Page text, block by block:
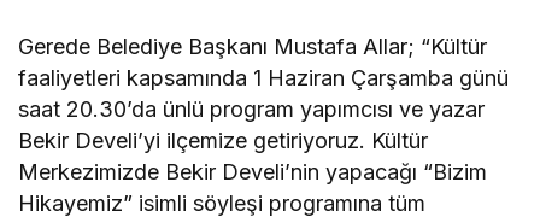
Gerede Belediye Başkanı Mustafa Allar; “Kültür
faaliyetleri kapsamında 1 Haziran Çarşamba günü
saat 20.30’da ünlü program yapımcısı ve yazar
Bekir Develi’yi ilçemize getiriyoruz. Kültür
Merkezimizde Bekir Develi’nin yapacağı “Bizim
Hikayemiz” isimli söyleşi programına tüm